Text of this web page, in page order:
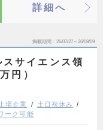
詳細へ
掲載期間 26/07/27～26/08/09
サイエンス領
円）
上場企業
土日祝休み
ーク可能